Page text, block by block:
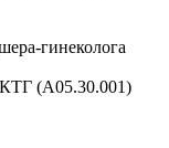
гинеколога
(A05.30.001)